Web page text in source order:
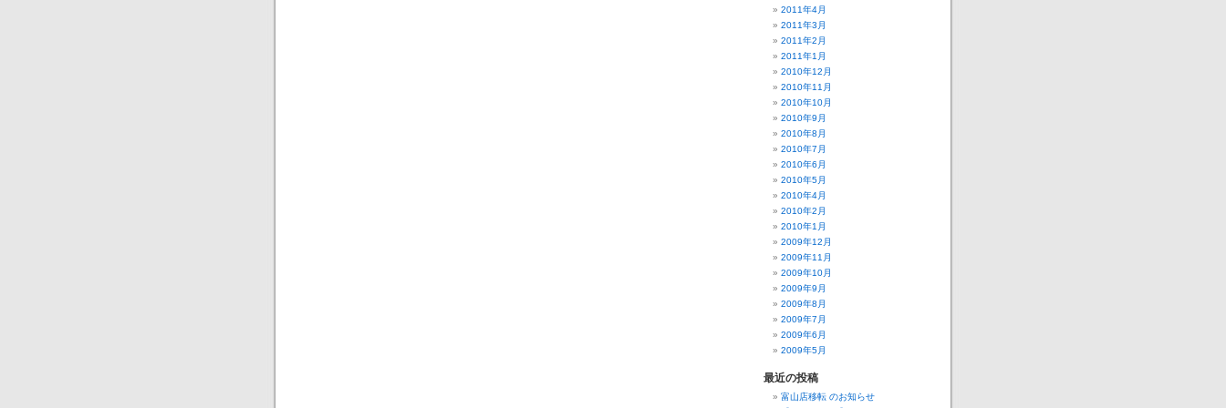
2011年4月
2011年3月
2011年2月
2011年1月
2010年12月
2010年11月
2010年10月
2010年9月
2010年8月
2010年7月
2010年6月
2010年5月
2010年4月
2010年2月
2010年1月
2009年12月
2009年11月
2009年10月
2009年9月
2009年8月
2009年7月
2009年6月
2009年5月
最近の投稿
富山店移転 のお知らせ